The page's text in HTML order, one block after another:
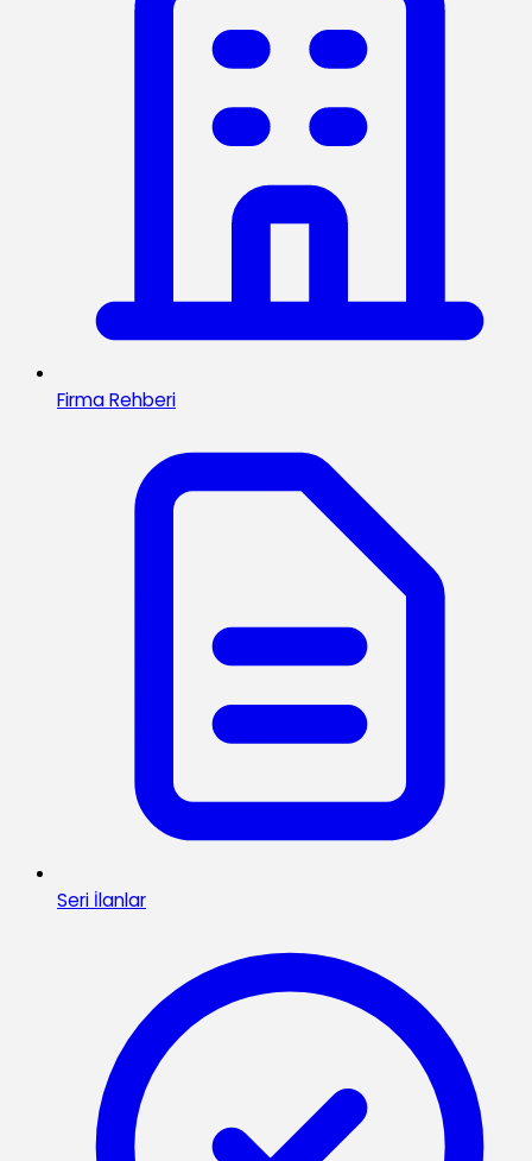
Firma Rehberi
Seri İlanlar